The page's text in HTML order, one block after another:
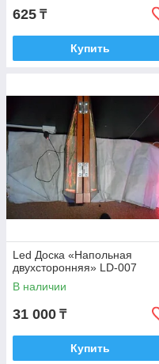
625 ₸
Купить
Led Доска «Напольная
двухсторонняя» LD-007
В наличии
31 000 ₸
Купить